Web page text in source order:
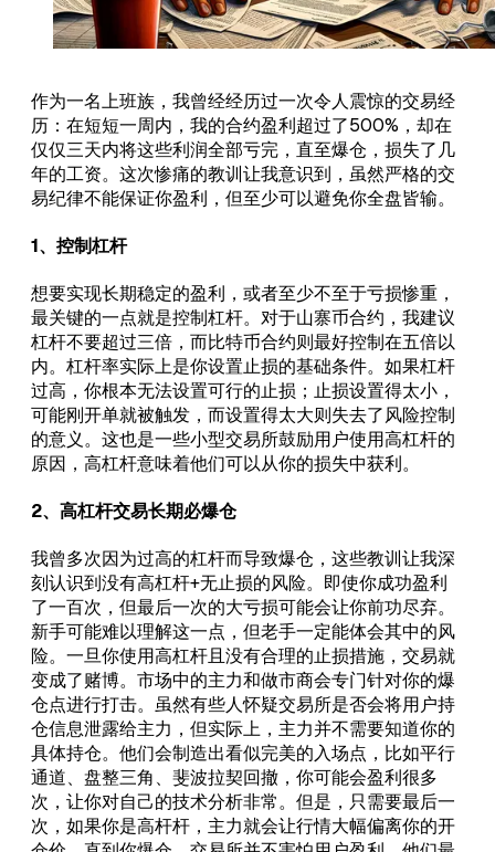
作为一名上班族，我曾经经历过一次令人震惊的交易经
历：在短短一周内，我的合约盈利超过了500%，却在
仅仅三天内将这些利润全部亏完，直至爆仓，损失了几
年的工资。这次惨痛的教训让我意识到，虽然严格的交
易纪律不能保证你盈利，但至少可以避免你全盘皆输。
1、控制杠杆
想要实现长期稳定的盈利，或者至少不至于亏损惨重，
最关键的一点就是控制杠杆。对于山寨币合约，我建议
杠杆不要超过三倍，而比特币合约则最好控制在五倍以
内。杠杆率实际上是你设置止损的基础条件。如果杠杆
过高，你根本无法设置可行的止损；止损设置得太小，
可能刚开单就被触发，而设置得太大则失去了风险控制
的意义。这也是一些小型交易所鼓励用户使用高杠杆的
原因，高杠杆意味着他们可以从你的损失中获利。
2、高杠杆交易长期必爆仓
我曾多次因为过高的杠杆而导致爆仓，这些教训让我深
刻认识到没有高杠杆+无止损的风险。即使你成功盈利
了一百次，但最后一次的大亏损可能会让你前功尽弃。
新手可能难以理解这一点，但老手一定能体会其中的风
险。一旦你使用高杠杆且没有合理的止损措施，交易就
变成了赌博。市场中的主力和做市商会专门针对你的爆
仓点进行打击。虽然有些人怀疑交易所是否会将用户持
仓信息泄露给主力，但实际上，主力并不需要知道你的
具体持仓。他们会制造出看似完美的入场点，比如平行
通道、盘整三角、斐波拉契回撤，你可能会盈利很多
次，让你对自己的技术分析非常。但是，只需要最后一
次，如果你是高杆杆，主力就会让行情大幅偏离你的开